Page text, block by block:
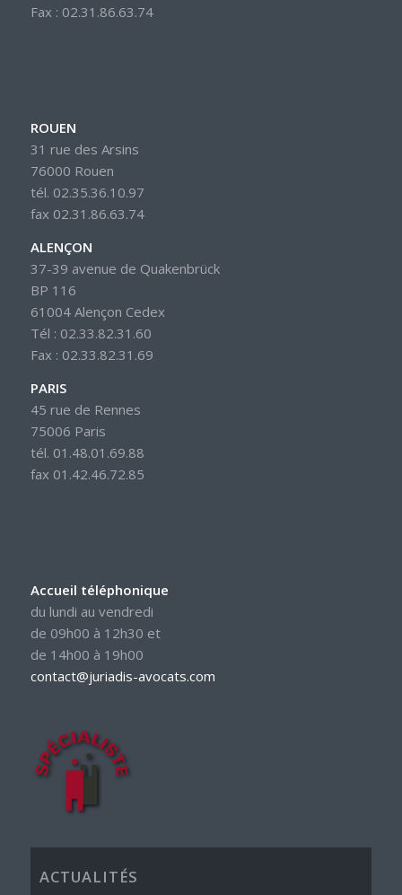
Fax : 02.31.86.63.74
ROUEN
31 rue des Arsins
76000 Rouen
tél. 02.35.36.10.97
fax 02.31.86.63.74
ALENÇON
37-39 avenue de Quakenbrück
BP 116
61004 Alençon Cedex
Tél : 02.33.82.31.60
Fax : 02.33.82.31.69
PARIS
45 rue de Rennes
75006 Paris
tél. 01.48.01.69.88
fax 01.42.46.72.85
Accueil téléphonique
du lundi au vendredi
de 09h00 à 12h30 et
de 14h00 à 19h00
contact@juriadis-avocats.com
ACTUALITÉS